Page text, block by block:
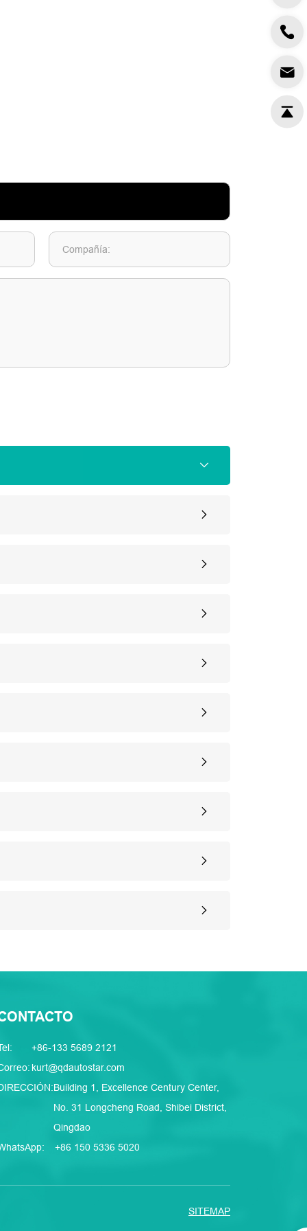
Compañía:
+86-133 5689 2121
kurt@qdautostar.com
Building 1, Excellence Century Center,
No. 31 Longcheng Road, Shibei District,
Qingdao
+86 150 5336 5020
SITEMAP